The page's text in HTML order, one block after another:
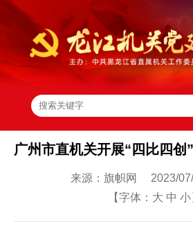
广州市直机关开展“四比四创
来源：旗帜网 2023/
【字体： 大 中 小